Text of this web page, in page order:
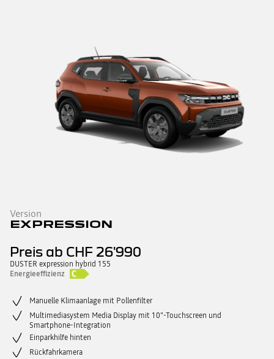
Version
EXPRESSION
Preis ab CHF 26'990
DUSTER expression hybrid 155
Energieeffizienz
Manuelle Klimaanlage mit Pollenfilter
Multimediasystem Media Display mit 10"-Touchscreen und
Smartphone-Integration
Einparkhilfe hinten
Rückfahrkamera